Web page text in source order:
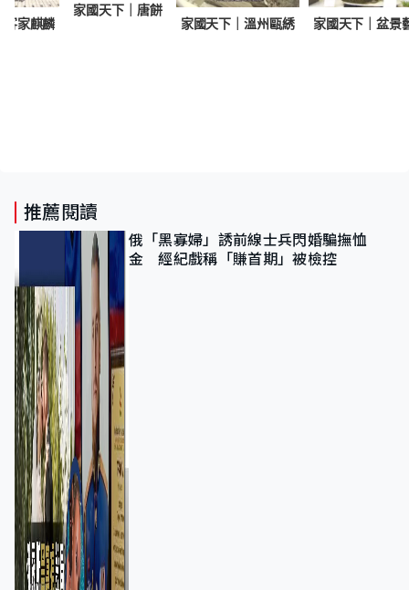
客家麒麟
家國天下｜唐餅
家國天下｜溫州甌綉
家國天下｜盆景
推薦閱讀
俄「黑寡婦」誘前線士兵閃婚騙撫恤
金 經紀戲稱「賺首期」被檢控